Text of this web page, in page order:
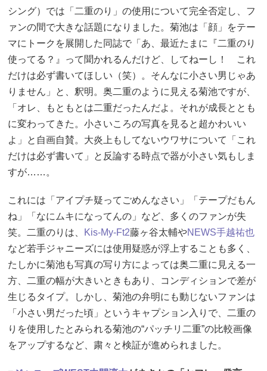
シング）では「二重のり」の使用について完全否定し、フ
ァンの間で大きな話題になりました。菊池は「顔」をテー
マにトークを展開した同誌で「あ、最近たまに『二重のり
使ってる？』って聞かれるんだけど、してねーし！ これ
だけは必ず書いてほしい（笑）。そんなに小さい男じゃあ
りません」と、釈明。奥二重のように見える菊池ですが、
「オレ、もともとは二重だったんだよ。それが成長ととも
に変わってきた。小さいころの写真を見ると超かわいい
よ」と自画自賛。大炎上もしてないウワサについて「これ
だけは必ず書いて」と反論する時点で器が小さい気もしま
すが……。
これには「アイプチ疑ってごめんなさい」「テープだもん
ね」「なにムキになってんの」など、多くのファンが失
笑。二重のりは、
Kis-My-Ft2藤ヶ谷太輔やNEWS手越祐也
など若手ジャニーズには使用疑惑が浮上することも多く、
たしかに菊池も写真の写り方によっては奥二重に見える一
方、二重の幅が大きいときもあり、コンディションで差が
生じるタイプ。しかし、菊池の弁明にも動じないファンは
「小さい男だった頃」というキャプション入りで、二重の
りを使用したとみられる菊池の“パッチリ二重”の比較画像
をアップするなど、粛々と検証が進められました。